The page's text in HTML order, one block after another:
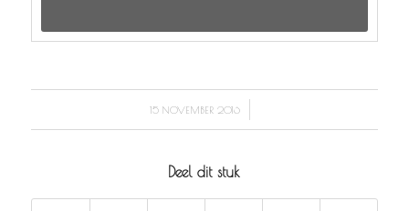
15 NOVEMBER 2016
/
Deel dit stuk